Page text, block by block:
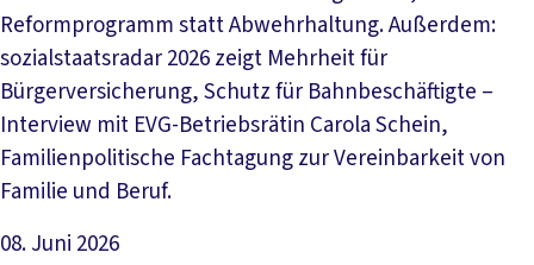
Reformprogramm statt Abwehrhaltung. Außerdem:
sozialstaatsradar 2026 zeigt Mehrheit für
Bürgerversicherung, Schutz für Bahnbeschäftigte –
Interview mit EVG-Betriebsrätin Carola Schein,
Familienpolitische Fachtagung zur Vereinbarkeit von
Familie und Beruf.
08. Juni 2026